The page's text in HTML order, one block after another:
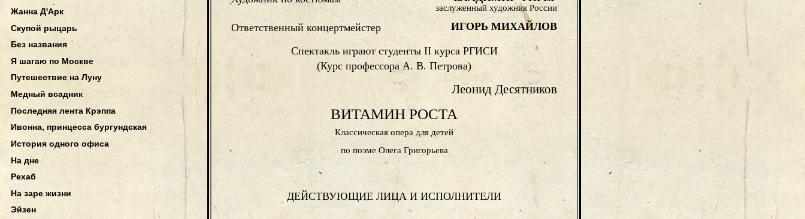
заслуженный художник России
Ответственный концертмейстер ИГОРЬ МИХАЙЛОВ
Спектакль играют студенты II курса РГИСИ
(Курс профессора А. В. Петрова)
Леонид Десятников
ВИТАМИН РОСТА
Классическая опера для детей
по поэме Олега Григорьева
ДЕЙСТВУЮЩИЕ ЛИЦА И ИСПОЛНИТЕЛИ
Жанна Д'Арк
Скупой рыцарь
Без названия
Я шагаю по Москве
Путешествие на Луну
Медный всадник
Последняя лента Крэппа
Ивонна, принцесса бургундская
История одного офиса
На дне
Рехаб
На заре жизни
Эйзен